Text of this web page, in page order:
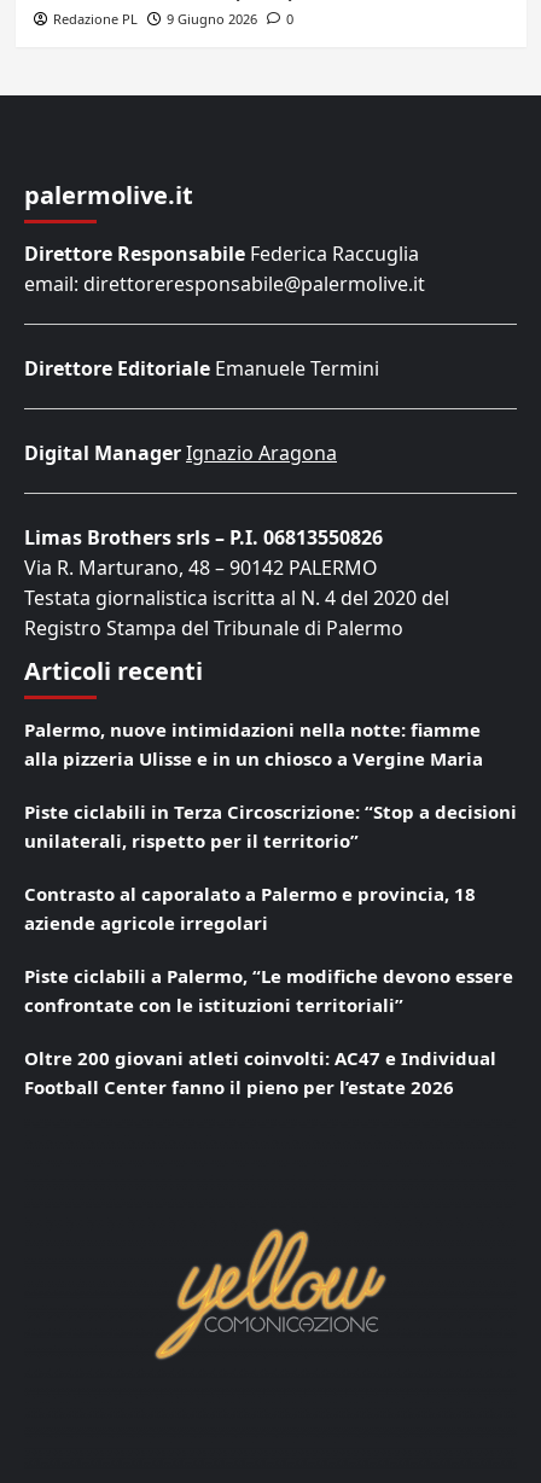
Redazione PL 9 Giugno 2026 0
palermolive.it
Direttore Responsabile Federica Raccuglia
email: direttoreresponsabile@palermolive.it
Direttore Editoriale Emanuele Termini
Digital ManagerIgnazio Aragona
Limas Brothers srls – P.I. 06813550826
Via R. Marturano, 48 – 90142 PALERMO
Testata giornalistica iscritta al N. 4 del 2020 del
Registro Stampa del Tribunale di Palermo
Articoli recenti
Palermo, nuove intimidazioni nella notte: fiamme
alla pizzeria Ulisse e in un chiosco a Vergine Maria
Piste ciclabili in Terza Circoscrizione: “Stop a decisioni
unilaterali, rispetto per il territorio”
Contrasto al caporalato a Palermo e provincia, 18
aziende agricole irregolari
Piste ciclabili a Palermo, “Le modifiche devono essere
confrontate con le istituzioni territoriali”
Oltre 200 giovani atleti coinvolti: AC47 e Individual
Football Center fanno il pieno per l’estate 2026